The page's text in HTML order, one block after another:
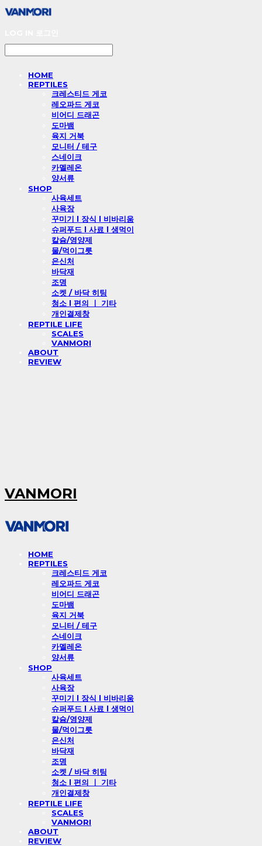
HOME
REPTILES
크레스티드 게코
레오파드 게코
비어디 드래곤
도마뱀
육지 거북
모니터 / 테구
스네이크
카멜레온
양서류
SHOP
사육세트
사육장
꾸미기 l 장식 l 비바리움
슈퍼푸드 l 사료 l 생먹이
칼슘/영양제
물/먹이그릇
은신처
바닥재
조명
소켓 / 바닥 히팅
청소 l 편의 ㅣ 기타
개인결제창
REPTILE LIFE
SCALES
VANMORI
ABOUT
REVIEW
VANMORI
HOME
REPTILES
크레스티드 게코
레오파드 게코
비어디 드래곤
도마뱀
육지 거북
모니터 / 테구
스네이크
카멜레온
양서류
SHOP
사육세트
사육장
꾸미기 l 장식 l 비바리움
슈퍼푸드 l 사료 l 생먹이
칼슘/영양제
물/먹이그릇
은신처
바닥재
조명
소켓 / 바닥 히팅
청소 l 편의 ㅣ 기타
개인결제창
REPTILE LIFE
SCALES
VANMORI
ABOUT
REVIEW